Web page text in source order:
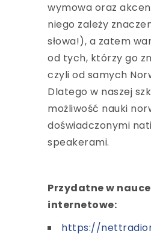
wymowa oraz
niego zależy
słowa!), a zatem
od tych, którzy go
czyli od samych
Dlatego w naszej
możliwość nauki
doświadczonymi
speakerami.
Przydatne w
internetowe:
https://